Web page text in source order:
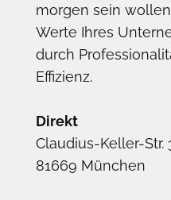
morgen sein
Werte Ihres
durch
Effizienz.
Direkt
Claudius-Keller-Str.
81669 München